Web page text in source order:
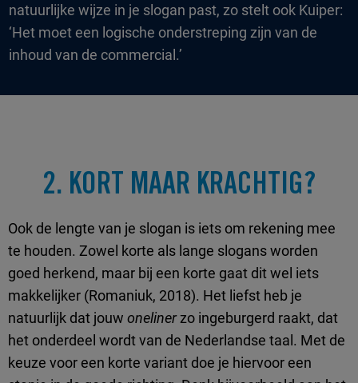
natuurlijke wijze in je slogan past, zo stelt ook Kuiper:
‘Het moet een logische onderstreping zijn van de
inhoud van de commercial.’
2. KORT MAAR KRACHTIG?
Ook de lengte van je slogan is iets om rekening mee
te houden. Zowel korte als lange slogans worden
goed herkend, maar bij een korte gaat dit wel iets
makkelijker (Romaniuk, 2018). Het liefst heb je
natuurlijk dat jouw onelinerzo ingeburgerd raakt, dat
het onderdeel wordt van de Nederlandse taal. Met de
keuze voor een korte variant doe je hiervoor een